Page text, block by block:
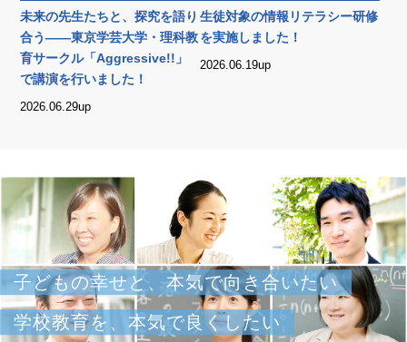
未来の先生たちと、探究を語り
合う——東京学芸大学・理科教
育サークル「Aggressive!!」
で講演を行いました！
2026.06.29up
生徒対象の情報リテラシー研修
を実施しました！
2026.06.19up
子どもの幸せと、本気で向き合いたい
学校教育を、本気で良くしたい